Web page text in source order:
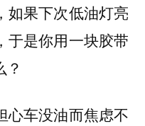
如果下次低油灯亮
于是你用一块胶带
心车没油而焦虑不